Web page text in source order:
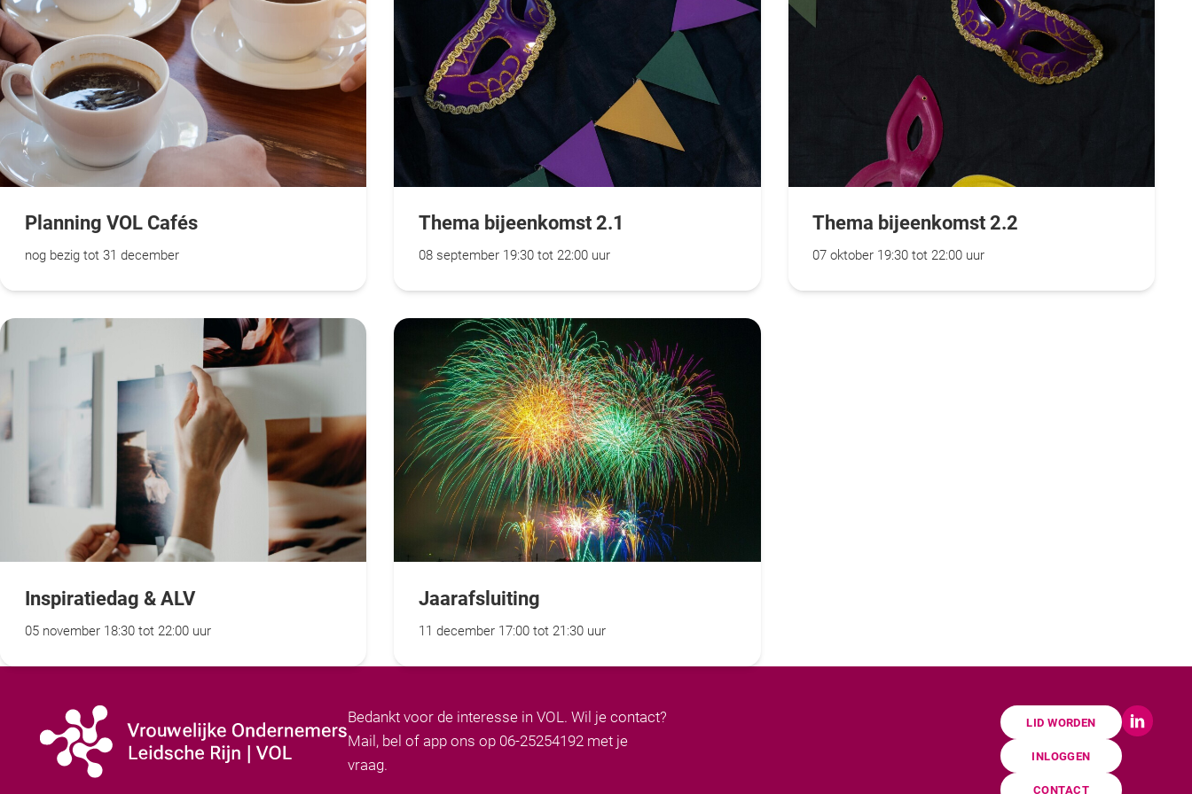
Planning VOL Cafés
nog bezig tot 31 december
Thema bijeenkomst 2.1
08 september 19:30 tot 22:00 uur
Thema bijeenkomst 2.2
07 oktober 19:30 tot 22:00 uur
Inspiratiedag & ALV
05 november 18:30 tot 22:00 uur
Jaarafsluiting
11 december 17:00 tot 21:30 uur
Bedankt voor de interesse in VOL. Wil je contact?
Mail, bel of app ons op 06-25254192 met je
vraag.
LID WORDEN
INLOGGEN
CONTACT